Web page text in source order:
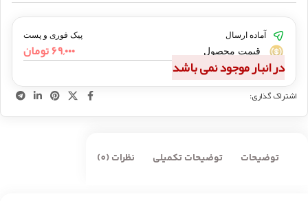
آماده ارسال پیک فوری و پست
قیمت محصول ۶۹,۰۰۰تومان
در انبار موجود نمی باشد
اشتراک گذاری:
توضیحات توضیحات تکمیلی نظرات (0)